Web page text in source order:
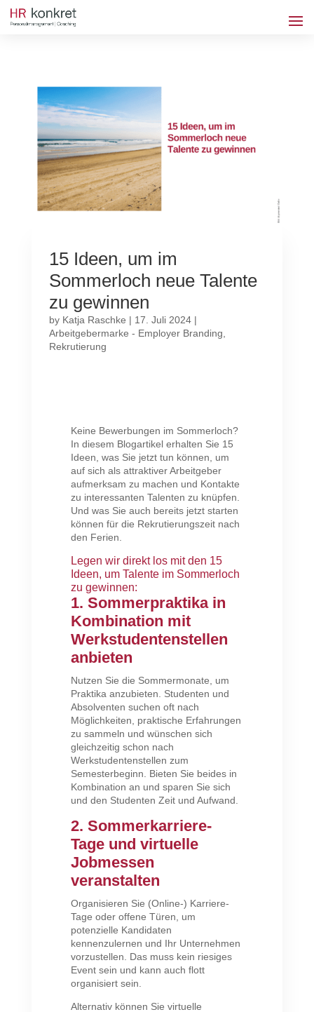
15 Ideen, um im
Sommerloch neue Talente
zu gewinnen
by Katja Raschke | 17. Juli 2024|
Arbeitgebermarke - Employer Branding
Rekrutierung
Keine Bewerbungen im Sommerloch?
In diesem Blogartikel erhalten Sie 15
Ideen, was Sie jetzt tun können, um
auf sich als attraktiver Arbeitgeber
aufmerksam zu machen und Kontakte
zu interessanten Talenten zu knüpfen.
Und was Sie auch bereits jetzt starten
können für die Rekrutierungszeit nach
den Ferien.
Legen wir direkt los mit den 15
Ideen, um Talente im Sommerloch
zu gewinnen:
1. Sommerpraktika in
Kombination mit
Werkstudentenstellen
anbieten
Nutzen Sie die Sommermonate, um
Praktika anzubieten. Studenten und
Absolventen suchen oft nach
Möglichkeiten, praktische Erfahrungen
zu sammeln und wünschen sich
gleichzeitig schon nach
Werkstudentenstellen zum
Semesterbeginn. Bieten Sie beides in
Kombination an und sparen Sie sich
und den Studenten Zeit und Aufwand.
2. Sommerkarriere-
Tage und virtuelle
Jobmessen
veranstalten
Organisieren Sie (Online-) Karriere-
Tage oder offene Türen, um
potenzielle Kandidaten
kennenzulernen und Ihr Unternehmen
vorzustellen. Das muss kein riesiges
Event sein und kann auch flott
organisiert sein.
Alternativ können Sie virtuelle